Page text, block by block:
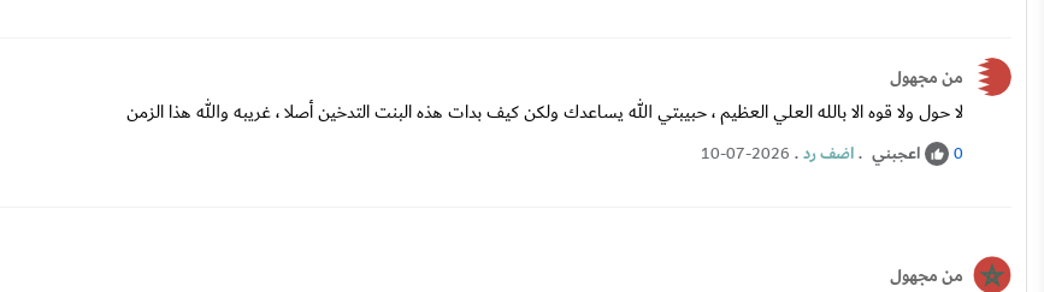
من مجهول
لا حول ولا قوه الا بالله العلي العظيم ، حبيبتي الله يساعدك ولكن كيف بدات هذه البنت التدخين أصلا ، غريبه والله هذا الزمن
0 اعجبني .اضف رد.
10-07-2026
من مجهول